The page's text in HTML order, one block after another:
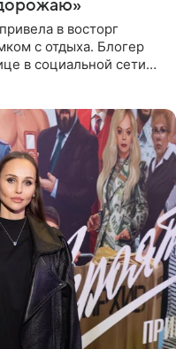
в восторг
с отдыха. Блогер
в социальной сети